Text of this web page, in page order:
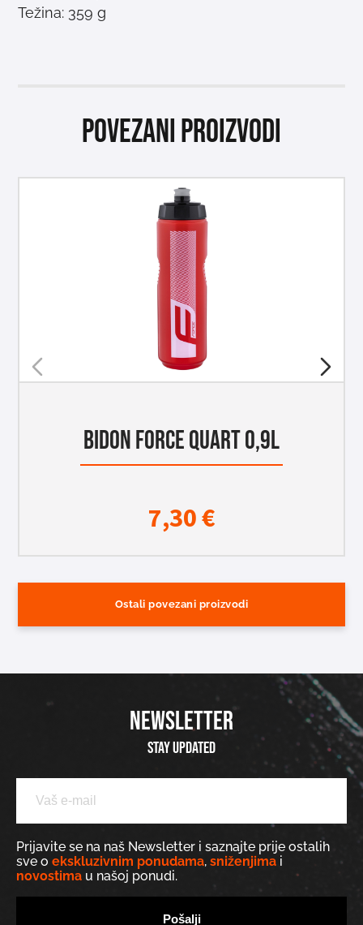
Težina: 359 g
Povezani proizvodi
BIDON FORCE QUART 0,9L
7,30€
Ostali povezani proizvodi
NEWSLETTER
Stay updated
Prijavite se na naš Newsletter i saznajte prije ostalih
sve o ekskluzivnim ponudama, sniženjima i
novostima u našoj ponudi.